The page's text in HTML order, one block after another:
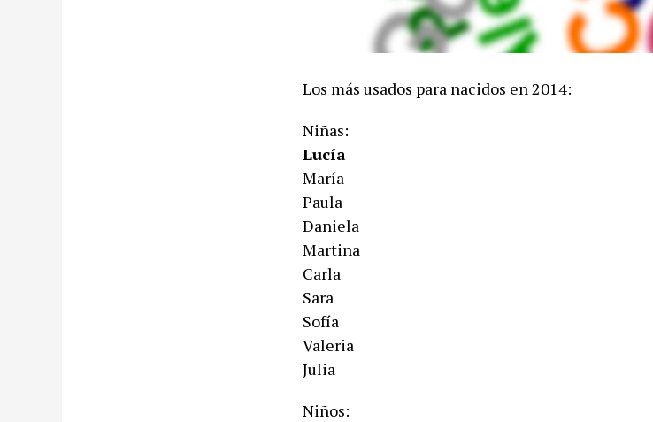
Los más usados para nacidos en 2014:
Niñas:
Lucía
María
Paula
Daniela
Martina
Carla
Sara
Sofía
Valeria
Julia
Niños: